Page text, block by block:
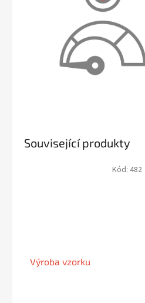
Související produkty
Výroba vzorku
Kód: 482